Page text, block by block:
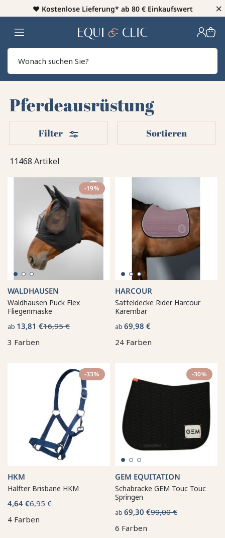
♥️ Kostenlose Lieferung* ab 80 € Einkaufswert ×
Heim
Pferdeausrüstung
11468 Artikel
Filter Filter Sortieren
-19%
WALDHAUSEN
Waldhausen Puck Flex
Fliegenmaske
ab 13,81 €16,95 €
3 Farben
HARCOUR
Satteldecke Rider Harcour
Karembar
ab 69,98 €
24 Farben
-33%
HKM
Halfter Brisbane HKM
4,64 €6,95 €
4 Farben
-30%
GEM EQUITATION
Schabracke GEM Touc Touc
Springen
ab 69,30 €99,00 €
6 Farben